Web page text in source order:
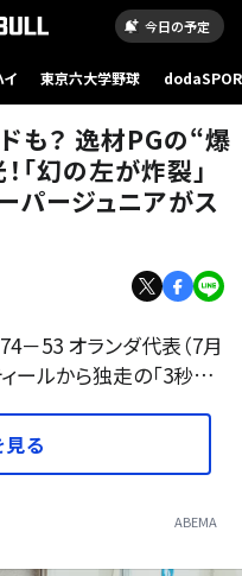
今日の予定
イ 東京六大学野球
ら独走
も？ 逸材PGの“爆
「幻の左が炸裂」
パージュニアがス
－53 オランダ代表（7月
ィールから独走の「3秒…
る
ABEMA